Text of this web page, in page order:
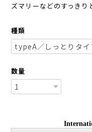
ズマリーなどのすっきり
種類
数量